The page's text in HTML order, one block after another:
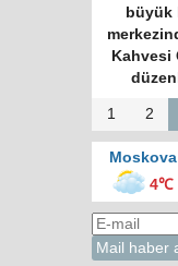
büyük
Kahvesi
1 2
Moskova
4℃